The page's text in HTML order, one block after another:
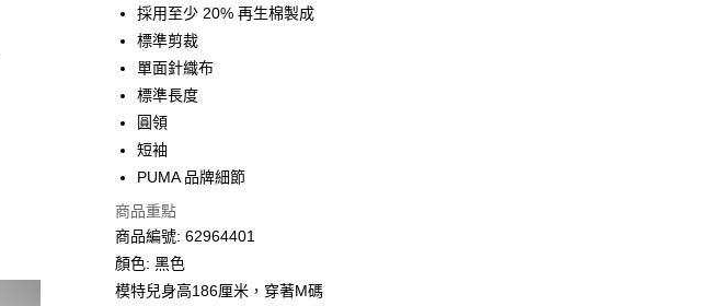
Alipay, PayMe, WeChat Pay, UnionPay, FPS
送貨方式
單筆訂單淨值滿$399可享免運費優惠
每筆HK$30.00，滿HK$399.00或以上免運費
滿$599可享澳門免運費優惠
採用至少 20% 再生棉製成
標準剪裁
單面針織布
標準長度
圓領
短袖
PUMA 品牌細節
商品重點
商品編號: 62964401
顏色: 黑色
模特兒身高186厘米，穿著M碼